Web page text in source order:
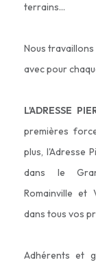
terrains...
Nous
avec pour
L'ADRESSE
premières
plus, l'Adresse
dans le
Romainville et
dans tous vos
Adhérents et